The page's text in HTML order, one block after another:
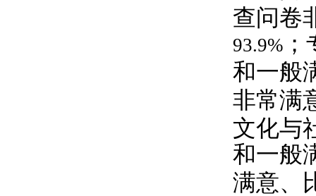
查问卷
93.9%
和一般
非常满
文化与
和一般
满意、